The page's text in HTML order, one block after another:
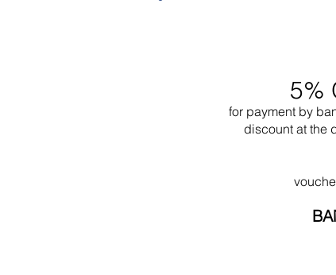
5%
for payment by
discount at the